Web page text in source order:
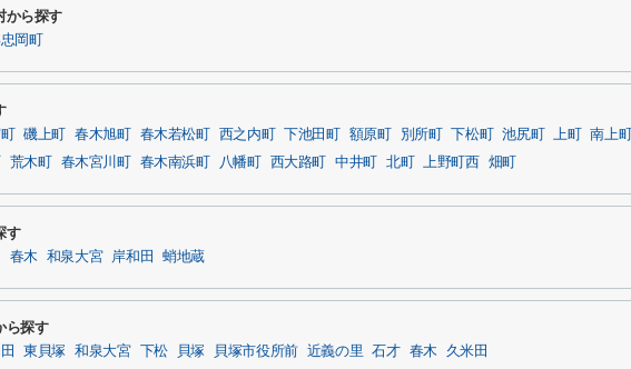
から探す
岡町
磯上町 春木旭町 春木若松町 西之内町 下池田町 額原町 別所町 下松町 池尻町 上町 南上町
荒木町 春木宮川町 春木南浜町 八幡町 西大路町 中井町 北町 上野町西 畑町
す
春木 和泉大宮 岸和田 蛸地蔵
ら探す
東貝塚 和泉大宮 下松 貝塚 貝塚市役所前 近義の里 石才 春木 久米田